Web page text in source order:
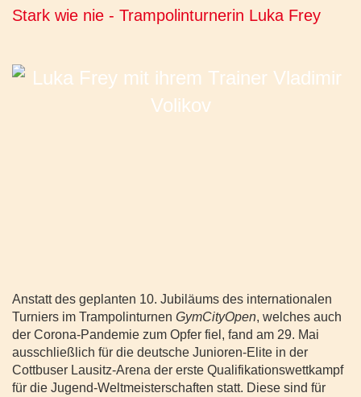
Stark wie nie - Trampolinturnerin Luka Frey
Anstatt des geplanten 10. Jubiläums des internationalen
Turniers im Trampolinturnen GymCityOpen, welches auch
der Corona-Pandemie zum Opfer fiel, fand am 29. Mai
ausschließlich für die deutsche Junioren-Elite in der
Cottbuser Lausitz-Arena der erste Qualifikationswettkampf
für die Jugend-Weltmeisterschaften statt. Diese sind für